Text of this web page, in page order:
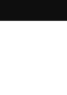
content